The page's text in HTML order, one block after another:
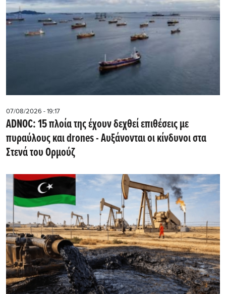
07/08/2026 - 19:17
ADNOC: 15 πλοία της έχουν δεχθεί επιθέσεις με
πυραύλους και drones - Aυξάνονται οι κίνδυνοι στα
Στενά του Ορμούζ